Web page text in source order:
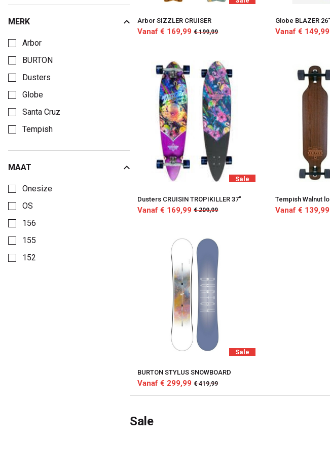
MERK
Arbor
BURTON
Dusters
Globe
Santa Cruz
Tempish
MAAT
Onesize
OS
156
155
152
Arbor SIZZLER CRUISER
Vanaf € 169,99 € 199,99
Globe BLAZER
Vanaf € 149,99
Sale
Dusters CRUISIN TROPIKILLER 37"
Vanaf € 169,99 € 209,99
Tempish Walnut
Vanaf € 139,99
Sale
BURTON STYLUS SNOWBOARD
Vanaf € 299,99 € 419,99
Sale